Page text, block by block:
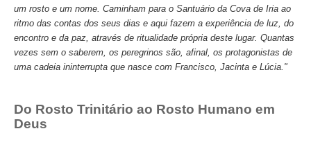
um rosto e um nome. Caminham para o Santuário da Cova de Iria ao
ritmo das contas dos seus dias e aqui fazem a experiência de luz, do
encontro e da paz, através de ritualidade própria deste lugar. Quantas
vezes sem o saberem, os peregrinos são, afinal, os protagonistas de
uma cadeia ininterrupta que nasce com Francisco, Jacinta e Lúcia."
Do Rosto Trinitário ao Rosto Humano em
Deus